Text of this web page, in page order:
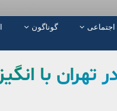
گوناگون
تهران با